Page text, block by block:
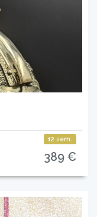
12 sem.
389 €